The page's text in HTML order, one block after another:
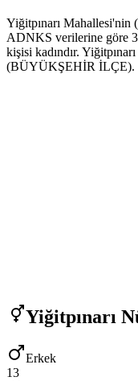
Yiğitpınarı Mahallesi'nin
ADNKS verilerine göre
kişisi kadındır.
(BÜYÜKŞEHİR İLÇE).
Yiğitpınarı
Erkek
13